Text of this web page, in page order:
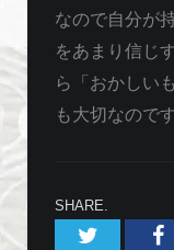
なので自分が
をあまり信じ
ら「おかしい
も大切なのです
SHARE.
Twitter